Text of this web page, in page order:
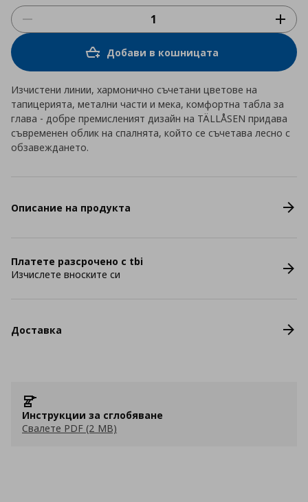
Добави в кошницата
Изчистени линии, хармонично съчетани цветове на
тапицерията, метални части и мека, комфортна табла за
глава - добре премисленият дизайн на TÄLLÅSEN придава
съвременен облик на спалнята, който се съчетава лесно с
обзавеждането.
Описание на продукта
Платете разсрочено с tbi
Изчислете вноските си
Доставка
Инструкции за сглобяване
Свалете PDF (2 MB)